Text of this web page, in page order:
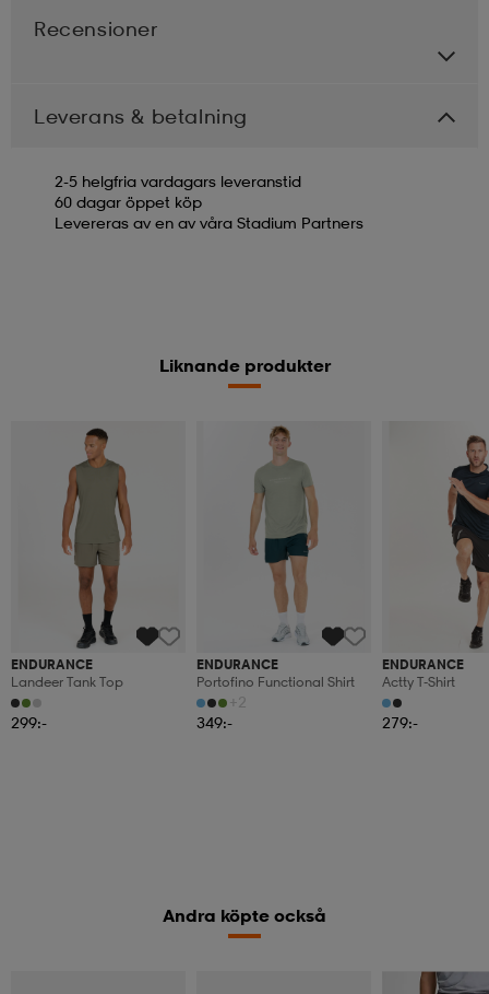
Recensioner
Leverans & betalning
2-5 helgfria vardagars leveranstid
60 dagar öppet köp
Levereras av en av våra Stadium Partners
Liknande produkter
ENDURANCE
Landeer Tank Top
299:-
ENDURANCE
Portofino Functional Shirt
+2
349:-
ENDURANCE
Actty T-Shirt
279:-
Andra köpte också